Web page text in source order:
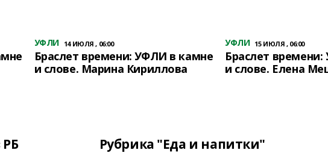
УФЛИ 14 ИЮЛЯ , 06:00
Браслет времени: УФЛИ в камне
и слове. Марина Кириллова
УФЛИ 15 ИЮЛЯ , 06:00
Браслет
и слове. Елена
Рубрика "Еда и напитки"